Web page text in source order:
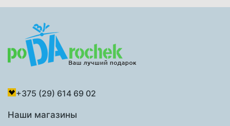
+375 (29) 614 69 02
Наши магазины